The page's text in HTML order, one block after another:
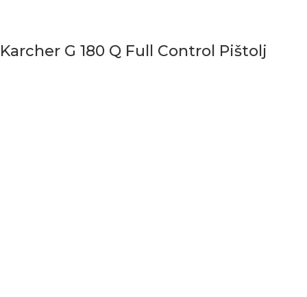
Karcher G 180 Q Full Control Pištolj